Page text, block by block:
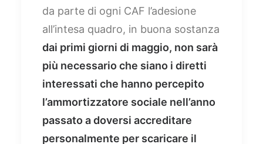
da parte di ogni CAF l’adesione
all’intesa quadro, in buona sostanza
dai primi giorni di maggio, non sarà
più necessario che siano i diretti
interessati che hanno percepito
l’ammortizzatore sociale nell’anno
passato a doversi accreditare
personalmente per scaricare il